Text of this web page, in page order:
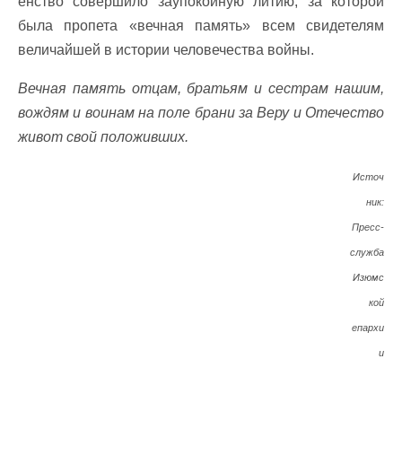
была пропета «вечная память» всем свидетелям
величайшей в истории человечества войны.
Вечная память отцам, братьям и сестрам нашим,
вождям и воинам на поле брани за Веру и Отечество
живот свой положивших.
Источ
ник:
Пресс-
служба
Изюмс
кой
епархи
и